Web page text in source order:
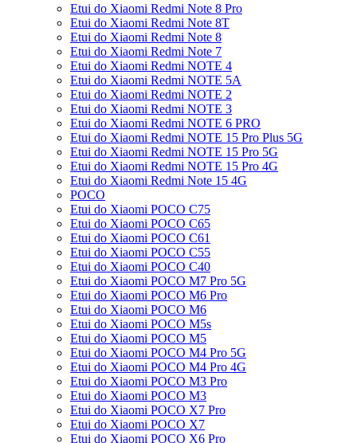
Etui do Xiaomi Redmi Note 8 Pro
Etui do Xiaomi Redmi Note 8T
Etui do Xiaomi Redmi Note 8
Etui do Xiaomi Redmi Note 7
Etui do Xiaomi Redmi NOTE 4
Etui do Xiaomi Redmi NOTE 5A
Etui do Xiaomi Redmi NOTE 2
Etui do Xiaomi Redmi NOTE 3
Etui do Xiaomi Redmi NOTE 6 PRO
Etui do Xiaomi Redmi NOTE 15 Pro Plus 5G
Etui do Xiaomi Redmi NOTE 15 Pro 5G
Etui do Xiaomi Redmi NOTE 15 Pro 4G
Etui do Xiaomi Redmi Note 15 4G
POCO
Etui do Xiaomi POCO C75
Etui do Xiaomi POCO C65
Etui do Xiaomi POCO C61
Etui do Xiaomi POCO C55
Etui do Xiaomi POCO C40
Etui do Xiaomi POCO M7 Pro 5G
Etui do Xiaomi POCO M6 Pro
Etui do Xiaomi POCO M6
Etui do Xiaomi POCO M5s
Etui do Xiaomi POCO M5
Etui do Xiaomi POCO M4 Pro 5G
Etui do Xiaomi POCO M4 Pro 4G
Etui do Xiaomi POCO M3 Pro
Etui do Xiaomi POCO M3
Etui do Xiaomi POCO X7 Pro
Etui do Xiaomi POCO X7
Etui do Xiaomi POCO X6 Pro